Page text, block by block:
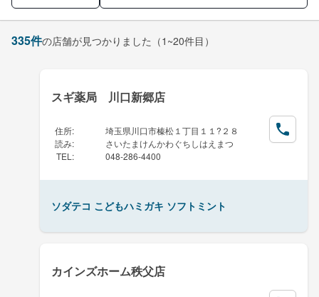
335件の店舗が見つかりました （1~20件目）
スギ薬局 川口新郷店
住所:
埼玉県川口市榛松１丁目１１?２８
読み:
さいたまけんかわぐちしはえまつ
TEL : 048-286-4400
ソダテコ こどもハミガキ ソフトミント
カインズホーム秩父店